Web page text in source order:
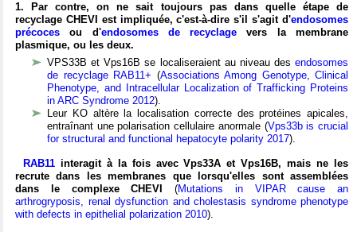
1. Par contre, on ne sait toujours pas dans quelle étape de
recyclage CHEVI est impliquée, c'est-à-dire s'il s'agit d'endosomes
précoces ou d'endosomes de recyclage vers la membrane
plasmique, ou les deux.
VPS33B et Vps16B se localiseraient au niveau des endosomes
de recyclage RAB11+ (Associations Among Genotype, Clinical
Phenotype, and Intracellular Localization of Trafficking Proteins
in ARC Syndrome 2012).
Leur KO altère la localisation correcte des protéines apicales,
entraînant une polarisation cellulaire anormale (Vps33b is crucial
for structural and functional hepatocyte polarity 2017).
RAB11 interagit à la fois avec Vps33A et Vps16B, mais ne les
recrute dans les membranes que lorsqu'elles sont assemblées
dans le complexe CHEVI
(Mutations in VIPAR cause an
arthrogryposis, renal dysfunction and cholestasis syndrome phenotype
with defects in epithelial polarization 2010).